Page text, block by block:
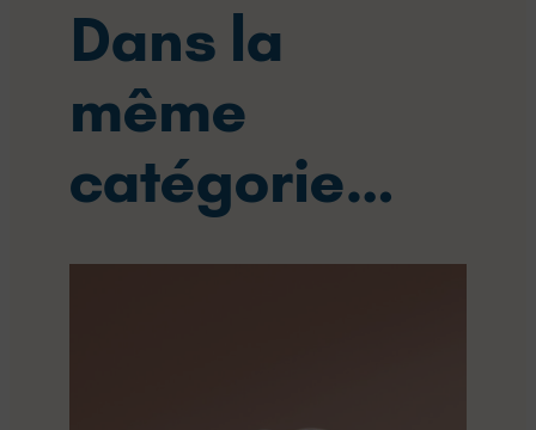
Dans la
même
catégorie…